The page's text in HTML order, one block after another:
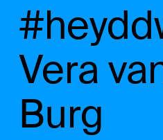
Vera
Burg